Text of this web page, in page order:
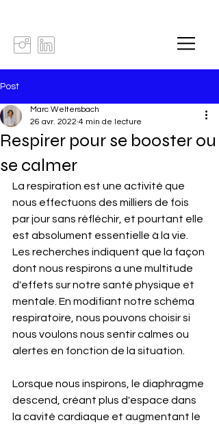
Post
Respirer pour se booster ou
se calmer
Marc Weltersbach
26 avr. 2022 4 min de lecture
La respiration est une activité que
nous effectuons des milliers de fois
par jour sans réfléchir, et pourtant elle
est absolument essentielle à la vie.
Les recherches indiquent que la façon
dont nous respirons a une multitude
d'effets sur notre santé physique et
mentale. En modifiant notre schéma
respiratoire, nous pouvons choisir si
nous voulons nous sentir calmes ou
alertes en fonction de la situation.
Lorsque nous inspirons, le diaphragme
descend, créant plus d'espace dans
la cavité cardiaque et augmentant le